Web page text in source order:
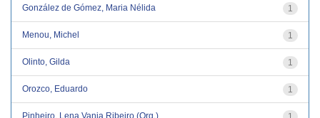
1
González de Gómez, Maria Nélida
1
Menou, Michel
1
Olinto, Gilda
1
Orozco, Eduardo
Pinheiro, Lena Vania Ribeiro (Org.)